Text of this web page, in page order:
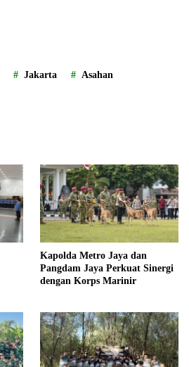
Jakarta Asahan
Kapolda Metro Jaya dan
Pangdam Jaya Perkuat Sinergi
dengan Korps Marinir